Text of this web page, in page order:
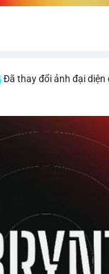
Đã thay đổi ảnh đại diện